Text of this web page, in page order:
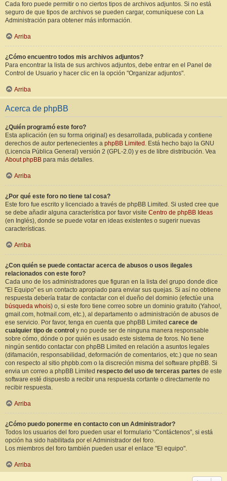
Cada foro puede permitir o no ciertos tipos de archivos adjuntos. Si no está
seguro de que tipos de archivos se pueden cargar, comuníquese con La
Administración para obtener más información.
Arriba
¿Cómo encuentro todos mis archivos adjuntos?
Para encontrar la lista de sus archivos adjuntos, debe entrar en el Panel de
Control de Usuario y hacer clic en la opción "Organizar adjuntos".
Arriba
Acerca de phpBB
¿Quién programó este foro?
Esta aplicación (en su forma original) es desarrollada, publicada y contiene
derechos de autor pertenecientes a phpBB Limited . Está hecho bajo la GNU
(Licencia Pública General) versión 2 (GPL-2.0) y es de libre distribución. Vea
About phpBB para más detalles.
Arriba
¿Por qué este foro no tiene tal cosa?
Este foro fue escrito y licenciado a través de phpBB Limited. Si usted cree que
se debe añadir alguna característica por favor visite Centro de phpBB Ideas
(en Inglés), donde se puede votar en ideas existentes o sugerir nuevas
características.
Arriba
¿Con quién se puede contactar acerca de abusos o usos ilegales
relacionados con este foro?
Cada uno de los administradores que figuran en la lista del grupo donde dice
"El Equipo" es un contacto apropiado para enviar sus quejas. Si así no obtiene
respuesta debería tratar de contactar con el dueño del dominio (efectúe una
búsqueda whois) o, si este foro tiene correo sobre un dominio gratuito (Yahoo!,
gmail.com, hotmail.com, etc.), al departamento o administración de abusos de
ese servicio. Por favor, tenga en cuenta que phpBB Limited carece de
cualquier tipo de control y no puede ser de ninguna manera responsable
sobre cómo, dónde o por quién es usado este sistema de foros. No tiene
ningún sentido contactar con phpBB Limited en relación a asuntos legales
(difamación, responsabilidad, deformación de comentarios, etc.) que no sean
con respecto al sitio phpbb.com o la discreción misma del software phpBB. Si
envia un correo a phpBB Limited respecto del uso de terceras partes de este
software esté dispuesto a recibir una respuesta cortante o directamente no
recibir respuesta.
Arriba
¿Cómo puedo ponerme en contacto con un Administrador?
Todos los usuarios del foro pueden usar el formulario “Contáctenos”, si está
opción ha sido habilitada por el Administrador del foro.
Los miembros del foro también pueden usar el enlace "El equipo".
Arriba